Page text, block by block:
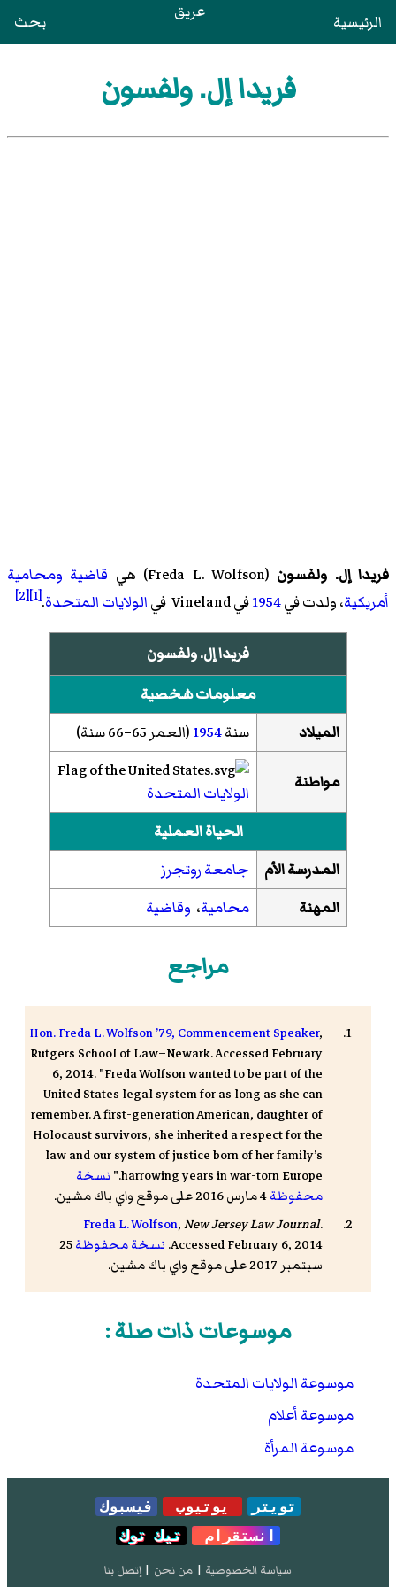
الرئيسية عريق بحث
فريدا إل. ولفسون
فريدا إل. ولفسون (
Freda L. Wolfson)‏ هي قاضية ومحامية
أمريكية، ولدت في1954في Vineland في الولايات المتحدة.
[1]
[2]
فريدا إل. ولفسون
معلومات شخصية
الميلاد
سنة1954(العمر 65–66 سنة)
مواطنة
الولايات المتحدة
الحياة العملية
المدرسة الأم
جامعة روتجرز
المهنة
محامية، وقاضية
مراجع
Hon. Freda L. Wolfson ’79, Commencement Speaker,
Rutgers School of Law–Newark. Accessed February
6, 2014. "Freda Wolfson wanted to be part of the
United States legal system for as long as she can
remember. A first-generation American, daughter of
Holocaust survivors, she inherited a respect for the
law and our system of justice born of her family’s
harrowing years in war-torn Europe." نسخة
محفوظة
Freda L. Wolfson,New Jersey Law Journal.
Accessed February 6, 2014. نسخة محفوظة25
سبتمبر 2017 على موقع واي باك مشين.
موسوعات ذات صلة :
موسوعة الولايات المتحدة
موسوعة أعلام
موسوعة المرأة
تويتر يوتيوب
فيسبوك
انستقرام
تيك توك
سياسة الخصوصية | من نحن | إتصل بنا